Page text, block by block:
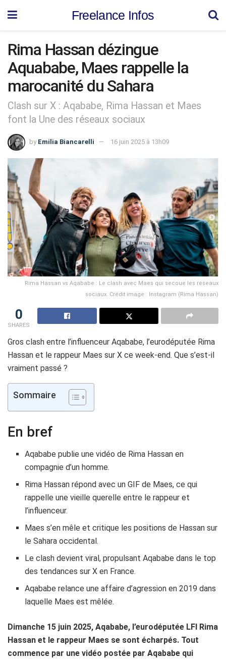
Freelance Infos
Rima Hassan dézingue
Aquababe, Maes rappelle la
marocanité du Sahara
Clash sur X : Aqababe, Rima Hassan et Maes
font la Une des réseaux sociaux
by Emilia Biancarelli 16 juin 2025 à 13h09
Rima Hassan vs Aqababe : Le clash avec Maes qui secoue les réseaux
sociaux. Crédit image : Instagram (Rima Hassan)
0
SHARES
Gros clash entre l’influenceur Aqababe, l’eurodéputée Rima
Hassan et le rappeur Maes sur X ce week-end. Que s’est-il
vraiment passé ?
Sommaire
En bref
Aqababe publie une vidéo de Rima Hassan en
compagnie d’un homme.
Rima Hassan répond avec un GIF de Maes, ce qui
rappelle une vieille querelle entre le rappeur et
l’influenceur.
Maes s’en mêle et critique les positions de Hassan sur
le Sahara occidental.
Le clash devient viral, propulsant Aqababe dans le top
des tendances sur X en France.
Aqababe relance une affaire d’agression en 2019 dans
laquelle Maes est mêlée.
Dimanche 15 juin 2025, Aqababe, l’eurodéputée LFI Rima
Hassan et le rappeur Maes se sont écharpés. Tout
commence par une vidéo postée par Aqababe qui